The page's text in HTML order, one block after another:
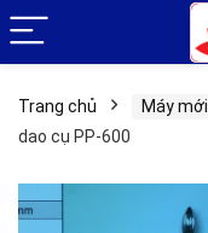
Trang chủ Máy mới
dao cụ PP-600